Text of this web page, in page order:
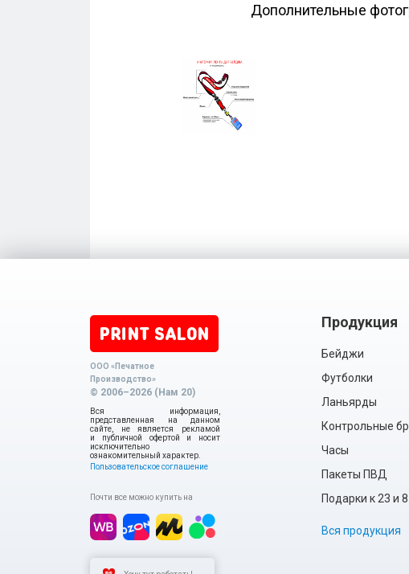
Дополнительные
ООО «Печатное
Производство»
© 2006–2026 (Нам 20)
Вся информация,
представленная на данном
сайте, не является рекламой
и публичной офертой и носит
исключительно
ознакомительный характер.
Пользовательское соглашение
Почти все можно купить на
Продукция
Бейджи
Футболки
Ланьярды
Контрольные
Часы
Пакеты ПВД
Подарки к 23 и 8
Вся продукция